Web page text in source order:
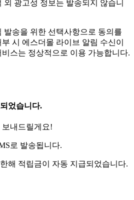
광고성 정보는 발송되지 않습니
송을 위한 선택사항으로 동의를
시 에스더몰 라이브 알림 수신이
스는 정상적으로 이용 가능합니다.
었습니다.
내드릴게요!
로 발송됩니다.
해 적립금이 자동 지급되었습니다.